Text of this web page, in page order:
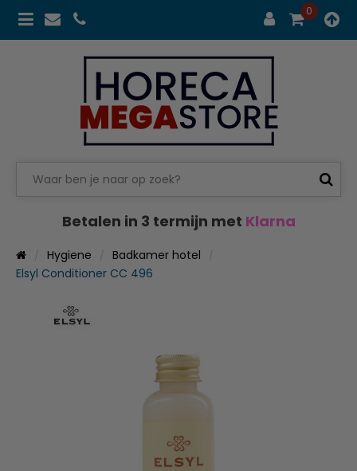
0
Betalen in 3 termijn met Klarna
Hygiene
Badkamer hotel
Elsyl Conditioner CC 496